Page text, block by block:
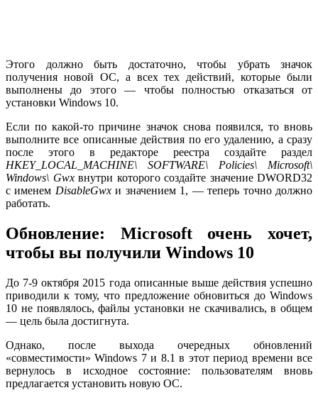
Этого должно быть достаточно, чтобы убрать значок
получения новой ОС, а всех тех действий, которые были
выполнены до этого — чтобы полностью отказаться от
установки Windows 10.
Если по какой-то причине значок снова появился, то вновь
выполните все описанные действия по его удалению, а сразу
после этого в редакторе реестра создайте раздел
HKEY_LOCAL_MACHINE\ SOFTWARE\ Policies\ Microsoft\
Windows\ Gwxвнутри которого создайте значение DWORD32
с именем DisableGwxи значением 1, — теперь точно должно
работать.
Обновление: Microsoft очень хочет,
чтобы вы получили Windows 10
До 7-9 октября 2015 года описанные выше действия успешно
приводили к тому, что предложение обновиться до Windows
10 не появлялось, файлы установки не скачивались, в общем
— цель была достигнута.
Однако, после выхода очередных обновлений
«совместимости» Windows 7 и 8.1 в этот период времени все
вернулось в исходное состояние: пользователям вновь
предлагается установить новую ОС.